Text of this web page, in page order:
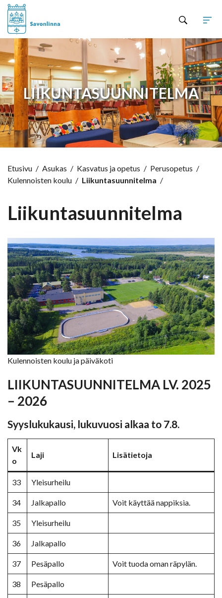
LIIKUNTASUUNNITELMA
Etusivu / Asukas / Kasvatus ja opetus / Perusopetus /
Kulennoisten koulu / Liikuntasuunnitelma /
Liikuntasuunnitelma
Kulennoisten koulu ja päiväkoti
LIIKUNTASUUNNITELMA LV. 2025
– 2026
Syyslukukausi, lukuvuosi alkaa to 7.8.
Vk
o
Laji Lisätietoja
33 Yleisurheilu
34 Jalkapallo Voit käyttää nappiksia.
35 Yleisurheilu
36 Jalkapallo
37 Pesäpallo Voit tuoda oman räpylän.
38 Pesäpallo